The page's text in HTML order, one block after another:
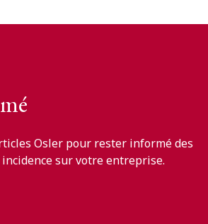
Osler pour rester informé des
sur votre entreprise.